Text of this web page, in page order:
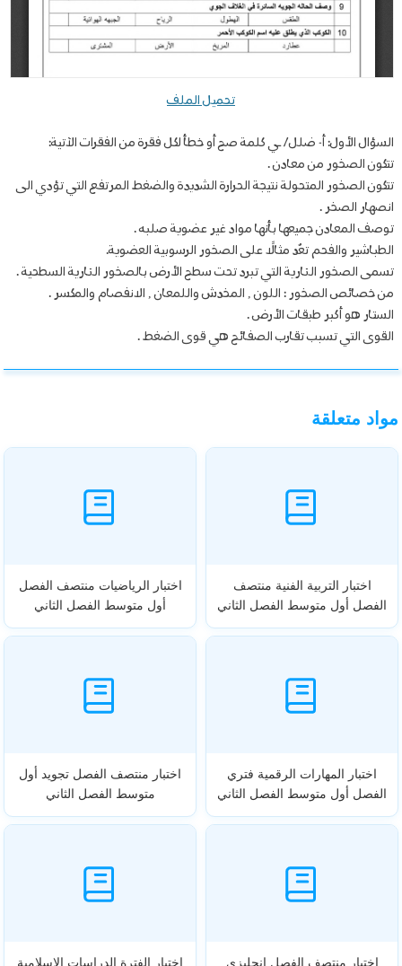
تحميل الملف
السؤال الأول: أ- ضلل/ ـي كلمة صح أو خطأ لكل فقرة من الفقرات الآتية:
تتكون الصخور من معادن .
تتكون الصخور المتحولة نتيجة الحرارة الشديدة والضغط المرتفع التي تؤدي الى
انصهار الصخر .
توصف المعادن جميعها بأنها مواد غير عضوية صلبه .
الطباشير والفحم تعُد مثالًا على الصخور الرسوبية العضوية.
تسمى الصخور النارية التي تبرد تحت سطح الأرض بالصخور النارية السطحية .
من خصائص الصخور : اللون , المخدش واللمعان , الانفصام والمكسر .
الستار هو أكبر طبقات الأرض .
القوى التي تسبب تقارب الصفائح هي قوى الضغط .
مواد متعلقة
اختبار التربية الفنية منتصف
الفصل أول متوسط الفصل الثاني
اختبار الرياضيات منتصف الفصل
أول متوسط الفصل الثاني
اختبار المهارات الرقمية فتري
الفصل أول متوسط الفصل الثاني
اختبار منتصف الفصل تجويد أول
متوسط الفصل الثاني
اختبار منتصف الفصل انجليزي اختبار الفترة الدراسات الاسلامية